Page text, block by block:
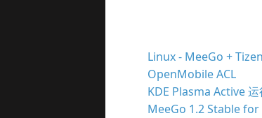
Linux - MeeGo + Tizen
OpenMobile ACL
KDE Plasma Active
MeeGo 1.2 Stable for